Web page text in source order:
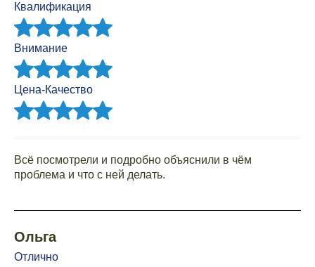
Квалификация
Внимание
Цена-Качество
Всё посмотрели и подробно объяснили в чём
проблема и что с ней делать.
Ольга
Отлично